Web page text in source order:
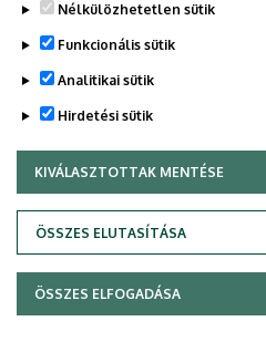
Nélkülözhetetlen sütik
Funkcionális sütik
Analitikai sütik
Hirdetési sütik
KIVÁLASZTOTTAK MENTÉSE
ÖSSZES ELUTASÍTÁSA
WITHDRAW CONSENT
ÖSSZES ELFOGADÁSA